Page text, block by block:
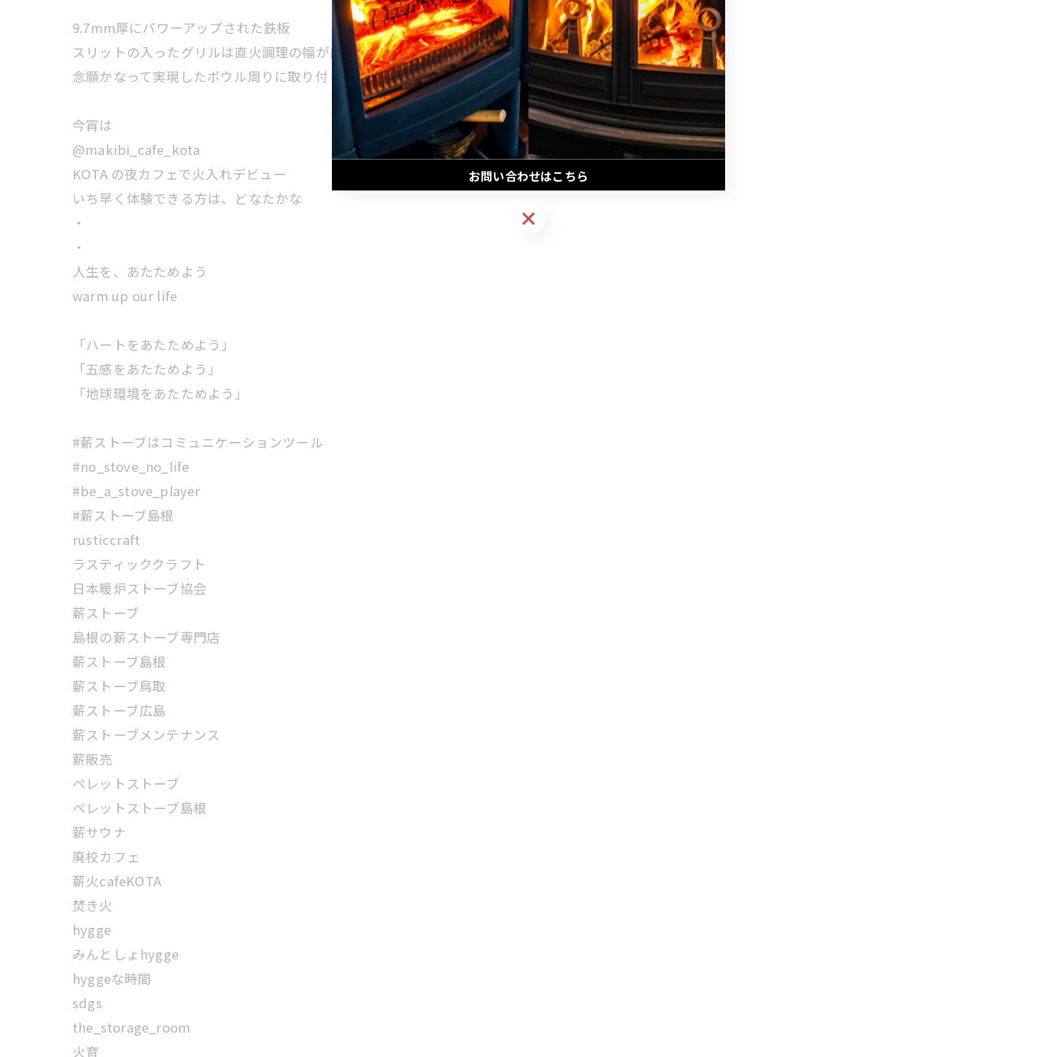
9.7mm厚にパワーアップされた鉄板
スリットの入ったグリルは直火調理の幅が広がる（オプション）
念願かなって実現したボウル周りに取り付く木製カウンターはまもなく発売
今宵は
@makibi_cafe_kota
KOTA の夜カフェで火入れデビュー
いち早く体験できる方は、どなたかな
・
・
人生を、あたためよう
warm up our life
「ハートをあたためよう」
「五感をあたためよう」
「地球環境をあたためよう」
#薪ストーブはコミュニケーションツール
#no_stove_no_life
#be_a_stove_player
#薪ストーブ島根
rusticcraft
ラスティッククラフト
日本暖炉ストーブ協会
薪ストーブ
島根の薪ストーブ専門店
薪ストーブ島根
薪ストーブ鳥取
薪ストーブ広島
薪ストーブメンテナンス
薪販売
ペレットストーブ
ペレットストーブ島根
薪サウナ
廃校カフェ
薪火cafeKOTA
焚き火
hygge
みんとしょhygge
hyggeな時間
sdgs
the_storage_room
火育
お問い合わせはこちら
お問い合わせはこちら